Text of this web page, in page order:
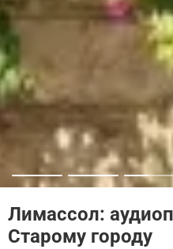
Лимассол:
Старому городу